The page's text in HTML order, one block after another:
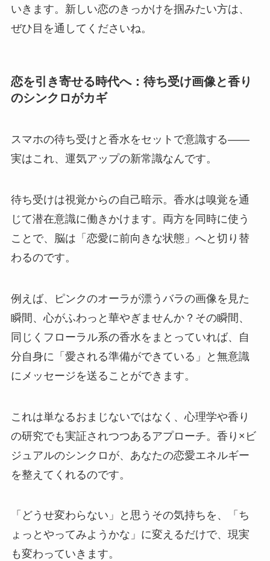
いきます。新しい恋のきっかけを掴みたい方は、
ぜひ目を通してくださいね。
恋を引き寄せる時代へ：待ち受け画像と香り
のシンクロがカギ
スマホの待ち受けと香水をセットで意識する——
実はこれ、運気アップの新常識なんです。
待ち受けは視覚からの自己暗示。香水は嗅覚を通
じて潜在意識に働きかけます。両方を同時に使う
ことで、脳は「恋愛に前向きな状態」へと切り替
わるのです。
例えば、ピンクのオーラが漂うバラの画像を見た
瞬間、心がふわっと華やぎませんか？その瞬間、
同じくフローラル系の香水をまとっていれば、自
分自身に「愛される準備ができている」と無意識
にメッセージを送ることができます。
これは単なるおまじないではなく、心理学や香り
の研究でも実証されつつあるアプローチ。香り×ビ
ジュアルのシンクロが、あなたの恋愛エネルギー
を整えてくれるのです。
「どうせ変わらない」と思うその気持ちを、「ち
ょっとやってみようかな」に変えるだけで、現実
も変わっていきます。